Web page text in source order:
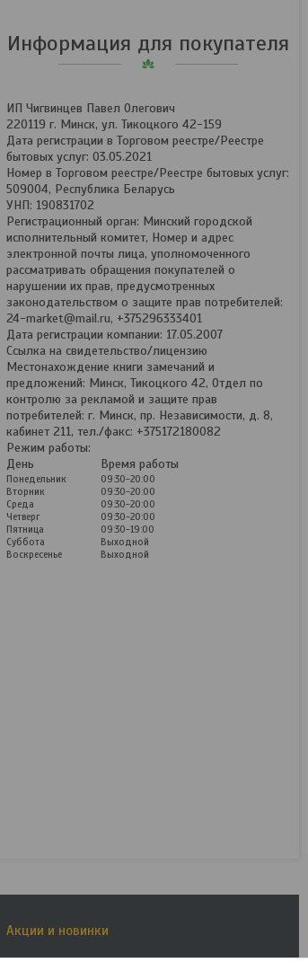
Информация для покупателя
ИП Чигвинцев Павел Олегович
220119 г. Минск, ул. Тикоцкого 42-159
Дата регистрации в Торговом реестре/Реестре
бытовых услуг: 03.05.2021
Номер в Торговом реестре/Реестре бытовых услуг:
509004, Республика Беларусь
УНП: 190831702
Регистрационный орган: Минский городской
исполнительный комитет, Номер и адрес
электронной почты лица, уполномоченного
рассматривать обращения покупателей о
нарушении их прав, предусмотренных
законодательством о защите прав потребителей:
24-market@mail.ru, +375296333401
Дата регистрации компании: 17.05.2007
Ссылка на свидетельство/лицензию
Местонахождение книги замечаний и
предложений: Минск, Тикоцкого 42, Отдел по
контролю за рекламой и защите прав
потребителей: г. Минск, пр. Независимости, д. 8,
кабинет 211, тел./факс: +375172180082
Режим работы:
День
Время работы
Понедельник
09:30-20:00
Вторник
09:30-20:00
Среда
09:30-20:00
Четверг
09:30-20:00
Пятница
09:30-19:00
Суббота
Выходной
Воскресенье
Выходной
Акции и новинки